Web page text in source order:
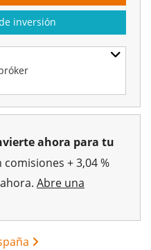
inversión
ahora para tu
comisiones + 3,04 %
Abre una